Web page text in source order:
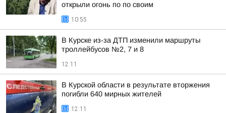
открыли огонь по по своим
10:55
В Курске из-за ДТП изменили маршруты
троллейбусов №2, 7 и 8
12:11
В Курской области в результате вторжения
погибли 640 мирных жителей
12:11